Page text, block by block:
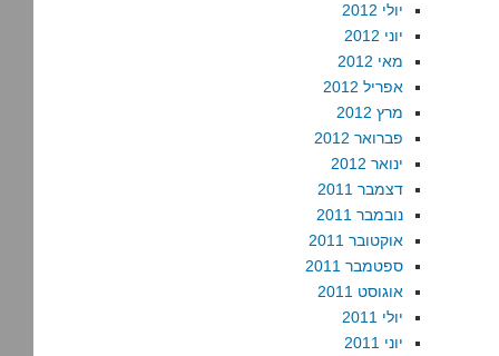
יולי 2012
יוני 2012
מאי 2012
אפריל 2012
מרץ 2012
פברואר 2012
ינואר 2012
דצמבר 2011
נובמבר 2011
אוקטובר 2011
ספטמבר 2011
אוגוסט 2011
יולי 2011
יוני 2011